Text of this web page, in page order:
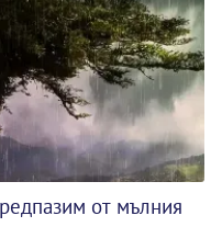
от мълния